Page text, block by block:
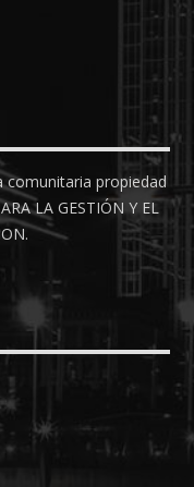
comunitaria propiedad
LA GESTIÓN Y EL